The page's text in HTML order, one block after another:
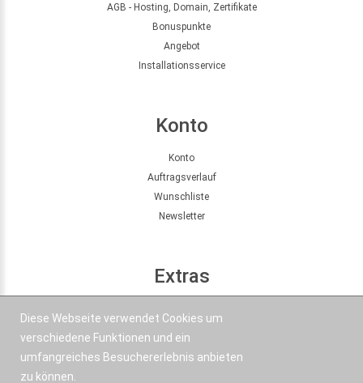
AGB - Hosting, Domain, Zertifikate
Bonuspunkte
Angebot
Installationsservice
Konto
Konto
Auftragsverlauf
Wunschliste
Newsletter
Extras
Diese Webseite verwendet Cookies um
verschiedene Funktionen und ein
umfangreiches Besuchererlebnis anbieten
zu können.